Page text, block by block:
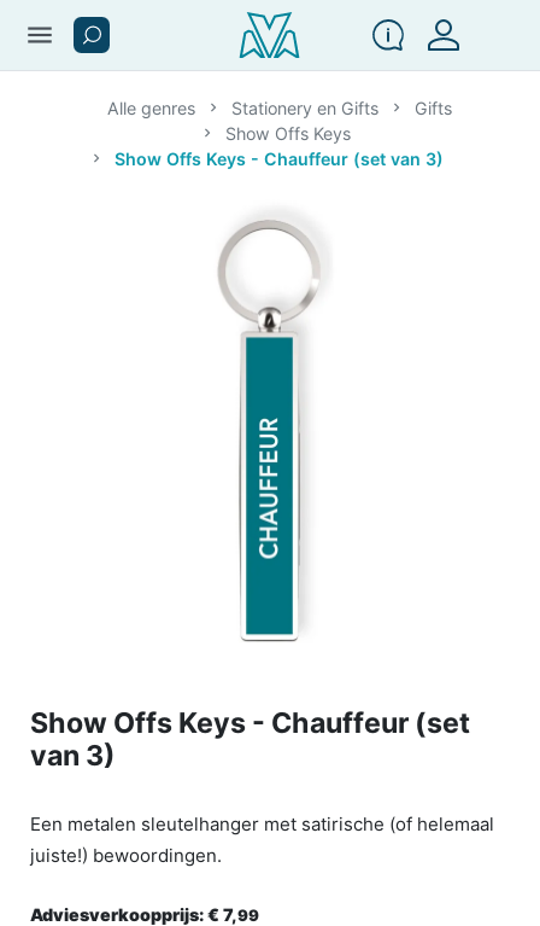
menu
Alle genres Stationery en Gifts
Gifts
Show Offs Keys
Show Offs Keys - Chauffeur (set van 3)
Show Offs Keys - Chauffeur (set
van 3)
Een metalen sleutelhanger met satirische (of helemaal
juiste!) bewoordingen.
Adviesverkoopprijs:€ 7,99